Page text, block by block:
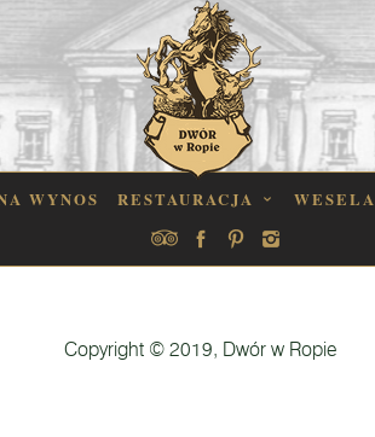
WYNOS RESTAURACJA WESELA
Copyright © 2019, Dwór w Ropie